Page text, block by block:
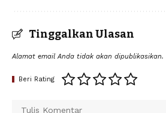
Tinggalkan Ulasan
Alamat email Anda tidak akan dipublikasikan.
Beri Rating